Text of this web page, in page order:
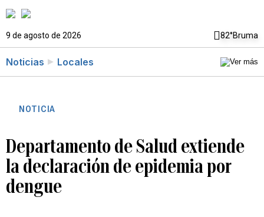
9 de agosto de 2026 82°Bruma
Noticias Locales
NOTICIA
Departamento de Salud extiende
la declaración de epidemia por
dengue